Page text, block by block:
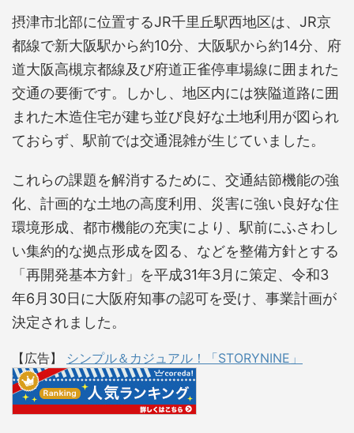
摂津市北部に位置するJR千里丘駅西地区は、JR京
都線で新大阪駅から約10分、大阪駅から約14分、府
道大阪高槻京都線及び府道正雀停車場線に囲まれた
交通の要衝です。しかし、地区内には狭隘道路に囲
まれた木造住宅が建ち並び良好な土地利用が図られ
ておらず、駅前では交通混雑が生じていました。
これらの課題を解消するために、交通結節機能の強
化、計画的な土地の高度利用、災害に強い良好な住
環境形成、都市機能の充実により、駅前にふさわし
い集約的な拠点形成を図る、などを整備方針とする
「再開発基本方針」を平成31年3月に策定、令和3
年6月30日に大阪府知事の認可を受け、事業計画が
決定されました。
【広告】 シンプル＆カジュアル！「STORYNINE」